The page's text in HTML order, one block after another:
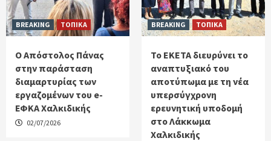
BREAKING ΤΟΠΙΚΑ
Ο Απόστολος Πάνας
στην παράσταση
διαμαρτυρίας των
εργαζομένων του e-
ΕΦΚΑ Χαλκιδικής
02/07/2026
BREAKING ΤΟΠΙΚΑ
Το ΕΚΕΤΑ διευρύνει το
αναπτυξιακό του
αποτύπωμα με τη νέα
υπερσύγχρονη
ερευνητική υποδομή
στο Λάκκωμα
Χαλκιδικής